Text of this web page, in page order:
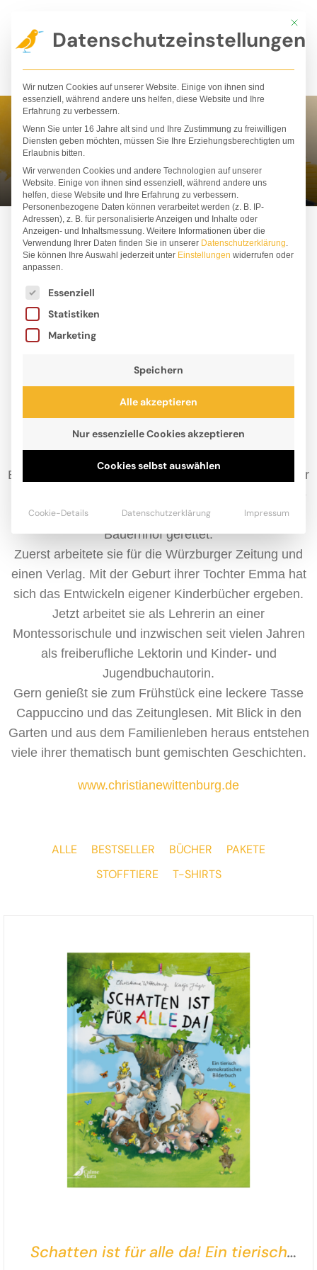
Inhalt
springen
Christiane Wittenburg
Seit 2003 freiberufliche Autorin, lebt und arbeitet
Erding in einem Haus mit kleinem Garten. Ihre Kinder
Emma und Johann sind inzwischen 17 und 14 Jahre
alt, die Katze Lola hat die Familie von einem
Bauernhof gerettet.
Zuerst arbeitete sie für die Würzburger Zeitung und
einen Verlag. Mit der Geburt ihrer Tochter Emma hat
sich das Entwickeln eigener Kinderbücher ergeben.
Jetzt arbeitet sie als Lehrerin an einer
Montessorischule und inzwischen seit vielen Jahren
als freiberufliche Lektorin und Kinder- und
Jugendbuchautorin.
Gern genießt sie zum Frühstück eine leckere Tasse
Cappuccino und das Zeitunglesen. Mit Blick in den
Garten und aus dem Familienleben heraus entstehen
viele ihrer thematisch bunt gemischten Geschichten.
www.christianewittenburg.de
ALLE BESTSELLER BÜCHER
PAKETE
STOFFTIERE
T-SHIRTS
Schatten ist für alle da! Ein tierisch
Mit
Datenschutzeinstellungen
Wir nutzen Cookies auf unserer Website. Einige von ihnen sind
essenziell, während andere uns helfen, diese Website und Ihre
Erfahrung zu verbessern.
Wenn Sie unter 16 Jahre alt sind und Ihre Zustimmung zu freiwilligen
Diensten geben möchten, müssen Sie Ihre Erziehungsberechtigten um
Erlaubnis bitten.
Wir verwenden Cookies und andere Technologien auf unserer
Website. Einige von ihnen sind essenziell, während andere uns
helfen, diese Website und Ihre Erfahrung zu verbessern.
Personenbezogene Daten können verarbeitet werden (z. B. IP-
Adressen), z. B. für personalisierte Anzeigen und Inhalte oder
Anzeigen- und Inhaltsmessung. Weitere Informationen über die
Verwendung Ihrer Daten finden Sie in unserer Datenschutzerklärung.
Sie können Ihre Auswahl jederzeit unter Einstellungen widerrufen oder
anpassen.
Es folgt eine Liste der Service-Gruppen, für die
Essenziell
Statistiken
Marketing
Speichern
Alle akzeptieren
Nur essenzielle Cookies akzeptieren
Cookies selbst auswählen
Cookie-Details Datenschutzerklärung Impressum